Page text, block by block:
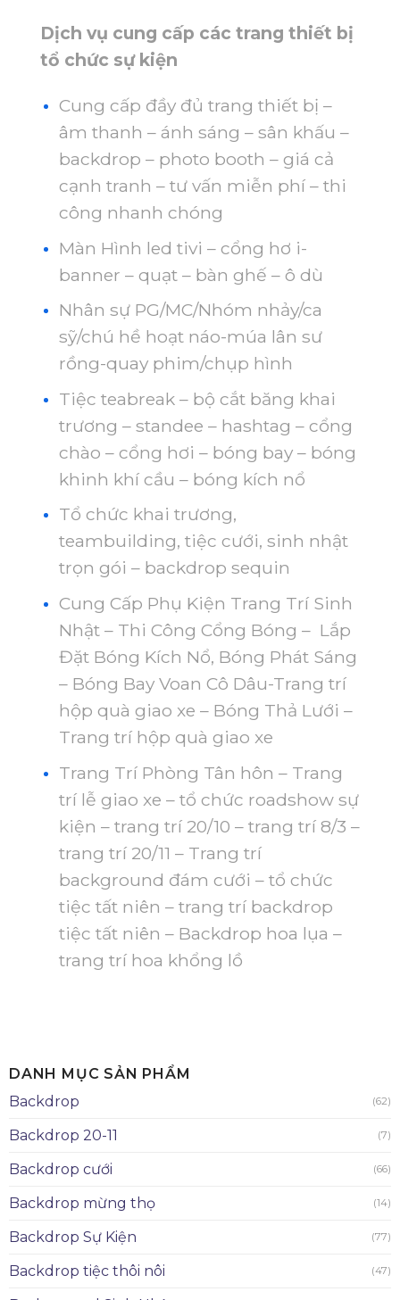
Dịch vụ cung cấp các trang thiết bị
tổ chức sự kiện
Cung cấp đầy đủ trang thiết bị –
âm thanh – ánh sáng – sân khấu –
backdrop – photo booth – giá cả
cạnh tranh – tư vấn miễn phí – thi
công nhanh chóng
Màn Hình led tivi – cổng hơ i-
banner – quạt – bàn ghế – ô dù
Nhân sự PG/MC/Nhóm nhảy/ca
sỹ/chú hề hoạt náo-múa lân sư
rồng-quay phim/chụp hình
Tiệc teabreak – bộ cắt băng khai
trương – standee – hashtag – cổng
chào – cổng hơi – bóng bay – bóng
khinh khí cầu – bóng kích nổ
Tổ chức khai trương,
teambuilding, tiệc cưới, sinh nhật
trọn gói – backdrop sequin
Cung Cấp Phụ Kiện Trang Trí Sinh
Nhật – Thi Công Cổng Bóng – Lắp
Đặt Bóng Kích Nổ, Bóng Phát Sáng
– Bóng Bay Voan Cô Dâu-Trang trí
hộp quà giao xe – Bóng Thả Lưới –
Trang trí hộp quà giao xe
Trang Trí Phòng Tân hôn – Trang
trí lễ giao xe – tổ chức roadshow sự
kiện – trang trí 20/10 – trang trí 8/3 –
trang trí 20/11 – Trang trí
background đám cưới – tổ chức
tiệc tất niên – trang trí backdrop
tiệc tất niên – Backdrop hoa lụa –
trang trí hoa khổng lồ
DANH MỤC SẢN PHẨM
Backdrop
(62)
Backdrop 20-11 (7)
Backdrop cưới (66)
Backdrop mừng thọ (14)
Backdrop Sự Kiện (77)
Backdrop tiệc thôi nôi (47)